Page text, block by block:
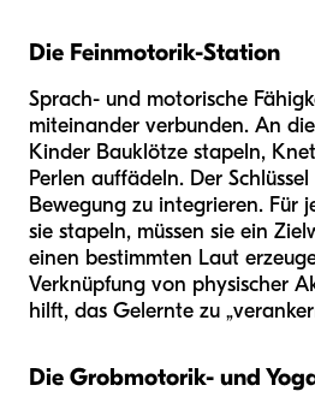
Die Feinmotorik-Station
Sprach- und motorische
miteinander verbunden. An
Kinder Bauklötze stapeln,
Perlen auffädeln. Der
Bewegung zu integrieren. Für
sie stapeln, müssen sie ein
einen bestimmten Laut
Verknüpfung von physischer
hilft, das Gelernte zu
Die Grobmotorik- und